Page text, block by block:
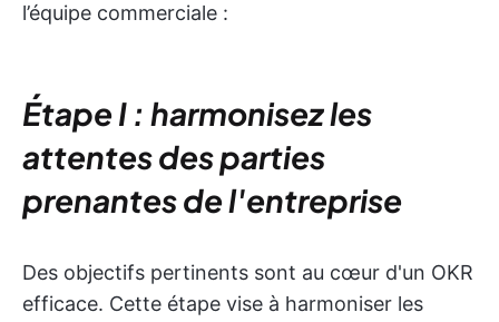
l’équipe commerciale :
Étape I : harmonisez les
attentes des parties
prenantes de l'entreprise
Des objectifs pertinents sont au cœur d'un OKR
efficace. Cette étape vise à harmoniser les